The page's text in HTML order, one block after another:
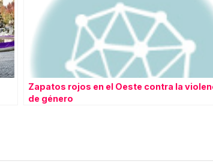
Zapatos rojos en el Oeste contra la
de género